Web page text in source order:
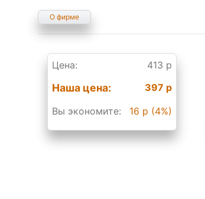
О фирме
Цена: 413 р
Наша цена:
397 р
Вы экономите:
16 р (4%)